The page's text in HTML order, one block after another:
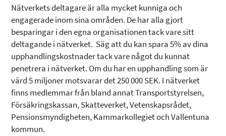
Nätverkets deltagare är alla mycket kunniga och
engagerade inom sina områden. De har alla gjort
besparingar i den egna organisationen tack vare sitt
deltagande i nätverket. Säg att du kan spara 5% av dina
upphandlingskostnader tack vare något du kunnat
penetrera i nätverket. Om du har en upphandling som är
värd 5 miljoner motsvarar det 250 000 SEK. I nätverket
finns medlemmar från bland annat Transportstyrelsen,
Försäkringskassan, Skatteverket, Vetenskapsrådet,
Pensionsmyndigheten, Kammarkollegiet och Vallentuna
kommun.